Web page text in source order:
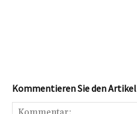
Kommentieren Sie den Artikel